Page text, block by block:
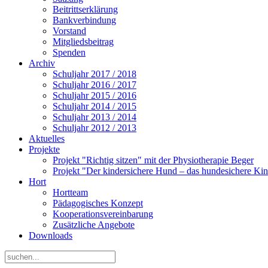
Beitrittserklärung
Bankverbindung
Vorstand
Mitgliedsbeitrag
Spenden
Archiv
Schuljahr 2017 / 2018
Schuljahr 2016 / 2017
Schuljahr 2015 / 2016
Schuljahr 2014 / 2015
Schuljahr 2013 / 2014
Schuljahr 2012 / 2013
Aktuelles
Projekte
Projekt "Richtig sitzen" mit der Physiotherapie Beger
Projekt "Der kindersichere Hund – das hundesichere
Hort
Hortteam
Pädagogisches Konzept
Kooperationsvereinbarung
Zusätzliche Angebote
Downloads